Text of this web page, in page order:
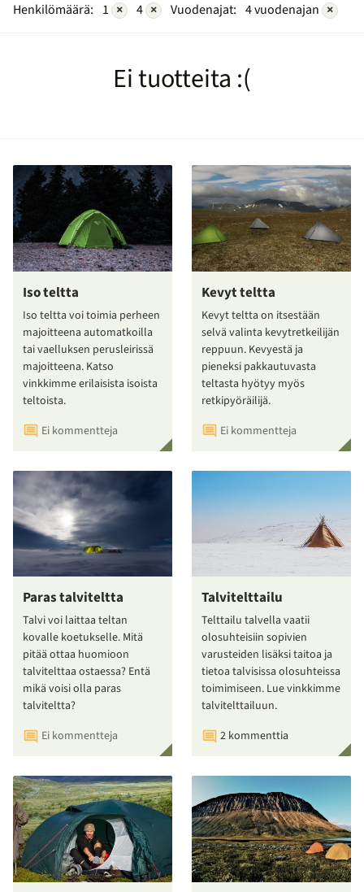
Henkilömäärä: 1 × 4 × Vuodenajat: 4 vuodenajan ×
Ei tuotteita :(
Iso teltta
Iso teltta voi toimia perheen
majoitteena automatkoilla
tai vaelluksen perusleirissä
majoitteena. Katso
vinkkimme erilaisista isoista
teltoista.
Ei kommentteja
Kevyt teltta
Kevyt teltta on itsestään
selvä valinta kevytretkeilijän
reppuun. Kevyestä ja
pieneksi pakkautuvasta
teltasta hyötyy myös
retkipyöräilijä.
Ei kommentteja
Paras talviteltta
Talvi voi laittaa teltan
kovalle koetukselle. Mitä
pitää ottaa huomioon
talvitelttaa ostaessa? Entä
mikä voisi olla paras
talviteltta?
Ei kommentteja
Talvitelttailu
Telttailu talvella vaatii
olosuhteisiin sopivien
varusteiden lisäksi taitoa ja
tietoa talvisissa olosuhteissa
toimimiseen. Lue vinkkimme
talvitelttailuun.
2 kommenttia